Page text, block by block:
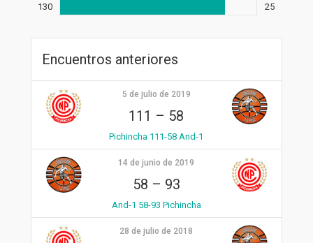
130 25
Encuentros anteriores
5 de julio de 2019
111 – 58
Pichincha 111-58 And-1
14 de junio de 2019
58 – 93
And-1 58-93 Pichincha
28 de julio de 2018